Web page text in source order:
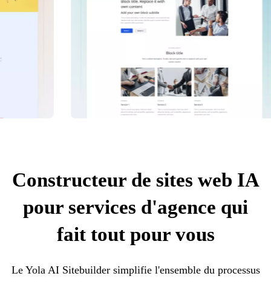
Constructeur de sites web IA
pour services d'agence qui
fait tout pour vous
Le Yola AI Sitebuilder simplifie l'ensemble du processus